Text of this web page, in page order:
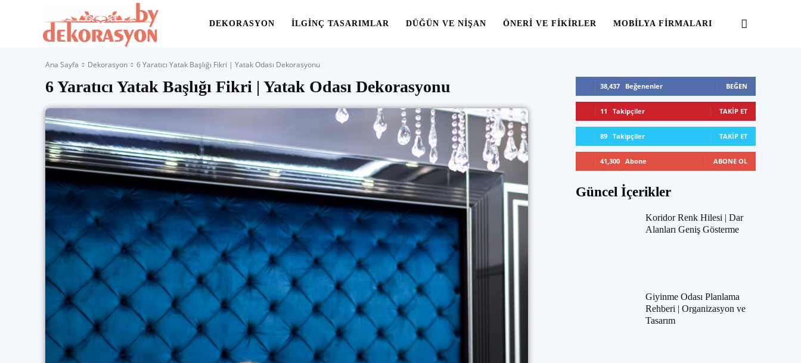
Alanınıza
DEKORASYON İLGINÇ TASARIMLAR DÜĞÜN VE NIŞAN ÖNERI VE FIKIRLER MOBILYA FIRMALARI
Ana Sayfa Dekorasyon 6 Yaratıcı Yatak Başlığı Fikri | Yatak Odası Dekorasyonu
6 Yaratıcı Yatak Başlığı Fikri | Yatak Odası Dekorasyonu 38,437 Beğenenler BEĞEN
11 Takipçiler TAKIP ET
89 Takipçiler TAKIP ET
41,300 Abone ABONE OL
Güncel İçerikler
Koridor Renk Hilesi | Dar
Alanları Geniş Gösterme
Giyinme Odası Planlama
Rehberi | Organizasyon ve
Tasarım